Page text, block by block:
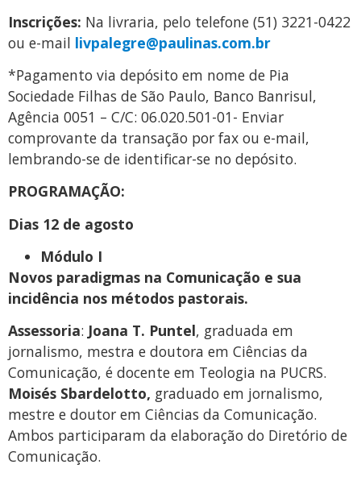
Inscrições: Na livraria, pelo telefone (51) 3221-0422
ou e-mail livpalegre@paulinas.com.br
*Pagamento via depósito em nome de Pia
Sociedade Filhas de São Paulo, Banco Banrisul,
Agência 0051 – C/C: 06.020.501-01- Enviar
comprovante da transação por fax ou e-mail,
lembrando-se de identificar-se no depósito.
PROGRAMAÇÃO:
Dias 12 de agosto
Módulo I
Novos paradigmas na Comunicação e sua
incidência nos métodos pastorais.
Assessoria: Joana T. Puntel, graduada em
jornalismo, mestra e doutora em Ciências da
Comunicação, é docente em Teologia na PUCRS.
Moisés Sbardelotto, graduado em jornalismo,
mestre e doutor em Ciências da Comunicação.
Ambos participaram da elaboração do Diretório de
Comunicação.